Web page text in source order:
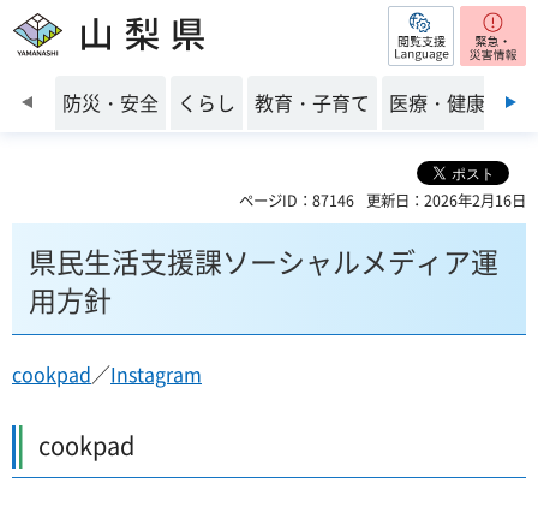
山梨県 閲覧支援
前のスライドを表示
防災・安全 くらし 教育・子育て 医療・健康・福
ページID：87146 更新日：2026年2月16日
県民生活支援課ソーシャルメディア運
用方針
cookpad／Instagram
cookpad